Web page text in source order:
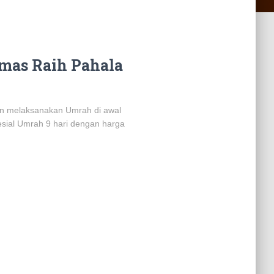
Raih Pahala
melaksanakan Umrah di awal
Umrah 9 hari dengan harga